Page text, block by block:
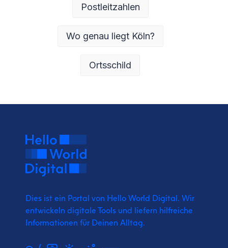
Postleitzahlen
Wo genau liegt Köln?
Ortsschild
Dies ist ein Portal von Hello World Digital. Wir
entwickeln digitale Tools und liefern hilfreiche
Informationen für Deinen Alltag.